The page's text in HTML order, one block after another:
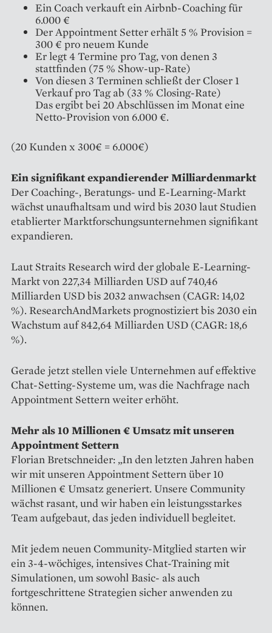
Ein Coach verkauft ein Airbnb-Coaching für
6.000 €
Der Appointment Setter erhält 5 % Provision =
300 € pro neuem Kunde
Er legt 4 Termine pro Tag, von denen 3
stattfinden (75 % Show-up-Rate)
Von diesen 3 Terminen schließt der Closer 1
Verkauf pro Tag ab (33 % Closing-Rate)
Das ergibt bei 20 Abschlüssen im Monat eine
Netto-Provision von 6.000 €.
(20 Kunden x 300€ = 6.000€)
Ein signifikant expandierender Milliardenmarkt
Der Coaching-, Beratungs- und E-Learning-Markt
wächst unaufhaltsam und wird bis 2030 laut Studien
etablierter Marktforschungsunternehmen signifikant
expandieren.
Laut Straits Research wird der globale E-Learning-
Markt von 227,34 Milliarden USD auf 740,46
Milliarden USD bis 2032 anwachsen (CAGR: 14,02
%). ResearchAndMarkets prognostiziert bis 2030 ein
Wachstum auf 842,64 Milliarden USD (CAGR: 18,6
%).
Gerade jetzt stellen viele Unternehmen auf effektive
Chat-Setting-Systeme um, was die Nachfrage nach
Appointment Settern weiter erhöht.
Mehr als 10 Millionen € Umsatz mit unseren
Appointment Settern
Florian Bretschneider: „In den letzten Jahren haben
wir mit unseren Appointment Settern über 10
Millionen € Umsatz generiert. Unsere Community
wächst rasant, und wir haben ein leistungsstarkes
Team aufgebaut, das jeden individuell begleitet.
Mit jedem neuen Community-Mitglied starten wir
ein 3-4-wöchiges, intensives Chat-Training mit
Simulationen, um sowohl Basic- als auch
fortgeschrittene Strategien sicher anwenden zu
können.